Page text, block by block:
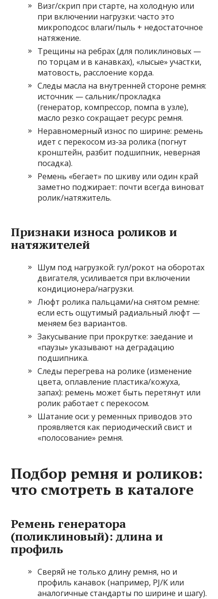
Визг/скрип при старте, на холодную или
при включении нагрузки: часто это
микроподсос влаги/пыль + недостаточное
натяжение.
Трещины на ребрах (для поликлиновых —
по торцам и в канавках), «лысые» участки,
матовость, расслоение корда.
Следы масла на внутренней стороне ремня:
источник — сальник/прокладка
(генератор, компрессор, помпа в узле),
масло резко сокращает ресурс ремня.
Неравномерный износ по ширине: ремень
идет с перекосом из‑за ролика (погнут
кронштейн, разбит подшипник, неверная
посадка).
Ремень «бегает» по шкиву или один край
заметно поджирает: почти всегда виноват
ролик/натяжитель.
Признаки износа роликов и
натяжителей
Шум под нагрузкой: гул/рокот на оборотах
двигателя, усиливается при включении
кондиционера/нагрузки.
Люфт ролика пальцами/на снятом ремне:
если есть ощутимый радиальный люфт —
меняем без вариантов.
Закусывание при прокрутке: заедание и
«паузы» указывают на деградацию
подшипника.
Следы перегрева на ролике (изменение
цвета, оплавление пластика/кожуха,
запах): ремень может быть перетянут или
ролик работает с перекосом.
Шатание оси: у ременных приводов это
проявляется как периодический свист и
«полосование» ремня.
Подбор ремня и роликов:
что смотреть в каталоге
Ремень генератора
(поликлиновый): длина и
профиль
Сверяй не только длину ремня, но и
профиль канавок (например, PJ/K или
аналогичные стандарты по ширине и шагу).